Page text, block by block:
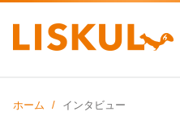
ホーム インタビュー